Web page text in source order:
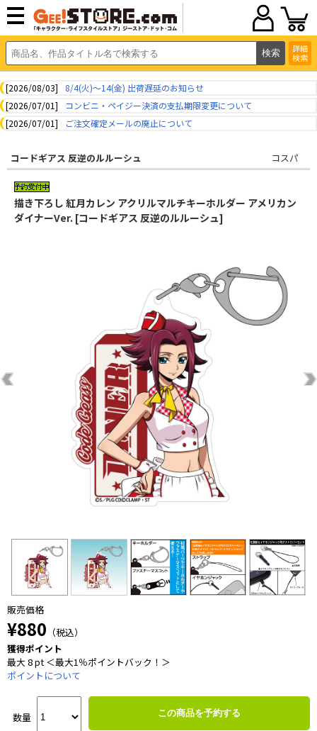
詳細
検索
[2026/08/03]
8/4(火)～14(金) 出荷遅延のお知らせ
[2026/07/01]
コンビニ・ペイジー決済の支払期限変更について
[2026/07/01]
ご注文確定メールの廃止について
コードギアス 反逆のルルーシュ コスパ
描き下ろし 紅月カレン アクリルマルチキーホルダー アメリカン
ダイナーVer. [コードギアス 反逆のルルーシュ]
販売価格
¥880 （税込）
獲得ポイント
最大 8 pt ＜最大1％ポイントバック！＞
ポイントについて
数量 この商品を予約する